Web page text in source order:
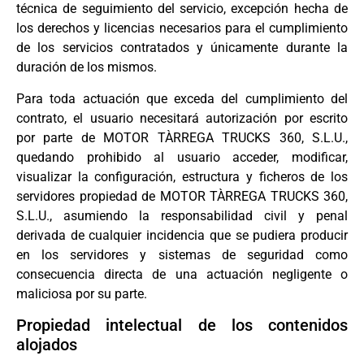
técnica de seguimiento del servicio, excepción hecha de
los derechos y licencias necesarios para el cumplimiento
de los servicios contratados y únicamente durante la
duración de los mismos.
Para toda actuación que exceda del cumplimiento del
contrato, el usuario necesitará autorización por escrito
por parte de MOTOR TÀRREGA TRUCKS 360, S.L.U.,
quedando prohibido al usuario acceder, modificar,
visualizar la configuración, estructura y ficheros de los
servidores propiedad de MOTOR TÀRREGA TRUCKS 360,
S.L.U., asumiendo la responsabilidad civil y penal
derivada de cualquier incidencia que se pudiera producir
en los servidores y sistemas de seguridad como
consecuencia directa de una actuación negligente o
maliciosa por su parte.
Propiedad intelectual de los contenidos
alojados